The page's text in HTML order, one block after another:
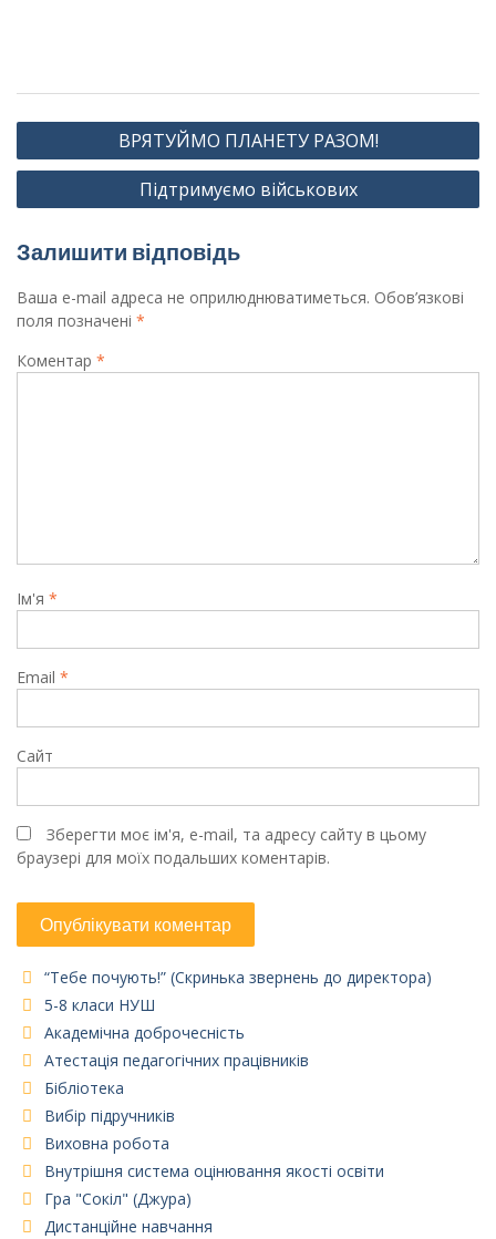
Навігація
записів
ВРЯТУЙМО ПЛАНЕТУ РАЗОМ!
Підтримуємо військових
Залишити відповідь
Ваша e-mail адреса не оприлюднюватиметься. Обов’язкові
поля позначені *
Коментар *
Ім'я *
Email *
Сайт
Зберегти моє ім'я, e-mail, та адресу сайту в цьому
браузері для моїх подальших коментарів.
“Тебе почують!” (Скринька звернень до директора)
5-8 класи НУШ
Академічна доброчесність
Атестація педагогічних працівників
Бібліотека
Вибір підручників
Виховна робота
Внутрішня система оцінювання якості освіти
Гра "Сокіл" (Джура)
Дистанційне навчання